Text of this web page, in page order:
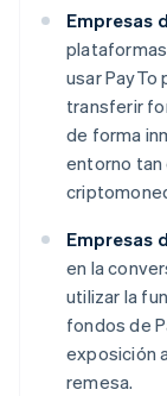
Empresas
usar PayTo
transferir
de forma
entorno tan
Empresas
en la
utilizar la
fondos de
exposición
remesa.